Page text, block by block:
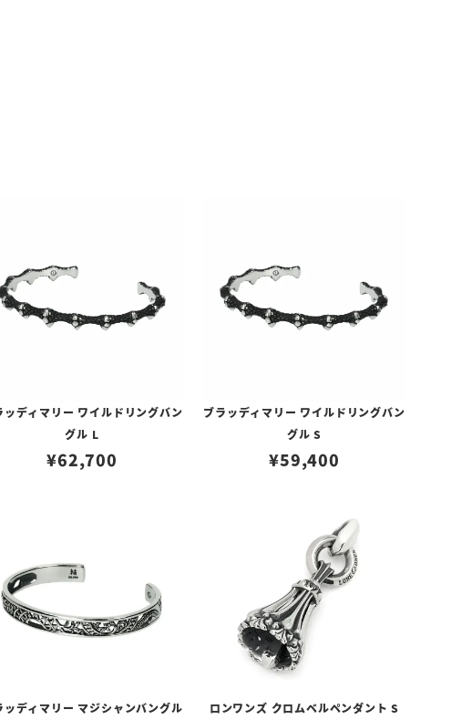
ッディマリー ワイルドリングバン
グル L
¥62,700
ブラッディマリー ワイルドリングバン
グル S
¥59,400
ッディマリー マジシャンバングル ロンワンズ クロムベルペンダント S